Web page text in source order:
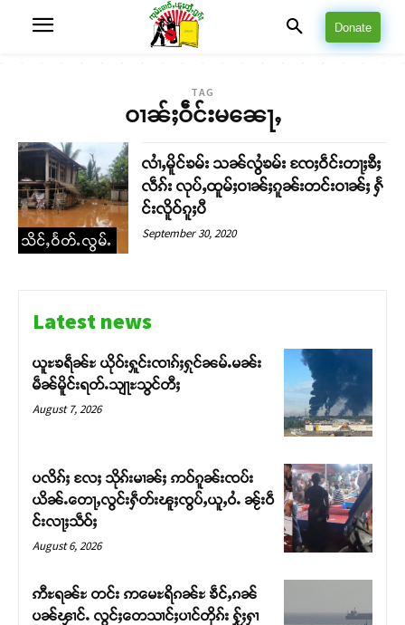
Donate
TAG
ဝၢၼ်ႈဝဵင်းမၼေႃႇ
သိင်ႇဝႅတ်ႉလွမ်ႉ
လၢႆႇမိူင်ၶမ်း သၼ်လွႆၶမ်း ၸႄႈဝဵင်းတႃႈၶီႈ
လဵၵ်း လုပ်ႇထူမ်ႈဝၢၼ်ႈၵူၼ်းတင်းဝၢၼ်ႈ ႁႅ
င်းလိူဝ်ၵူႈပီ
September 30, 2020
Latest news
ယူႊၶရဵၼ်ႊ ယိုဝ်းႁူင်းၸၢၵ်ႈႁုင်ၼမ်ႉမၼ်း
မဵၼ်မိူင်းရတ်ႉသျႃႊသွင်တီႈ
August 7, 2026
ပလိၵ်ႈ လႄႈ သိုၵ်းမၢၼ်ႈ ဢဝ်ၵူၼ်းၸပ်း
ယိၼ်ႉတေႃႇလွင်းႁဵတ်းၽူႈၸွပ်ႇယူႇဝႆႉ ၼႂ်းဝဵ
င်းလႃႈသဵဝ်ႈ
August 6, 2026
ဢီႊရၼ်ႊ တင်း ဢမေႊရိၵၼ်ႊ ၶဵင်ႇၵၼ်
ပၼ်ၾၢင်ႉ လွင်ႈတေသၢင်ႈပၢင်တိုၵ်း ႁႂ်ႈႁၢ